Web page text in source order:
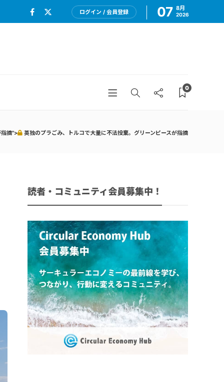
ログイン / 会員登録 07 8月
2026
0
摘"> 英独のプラごみ、トルコで大量に不法投棄。グリーンピースが指摘
読者・コミュニティ会員募集中！